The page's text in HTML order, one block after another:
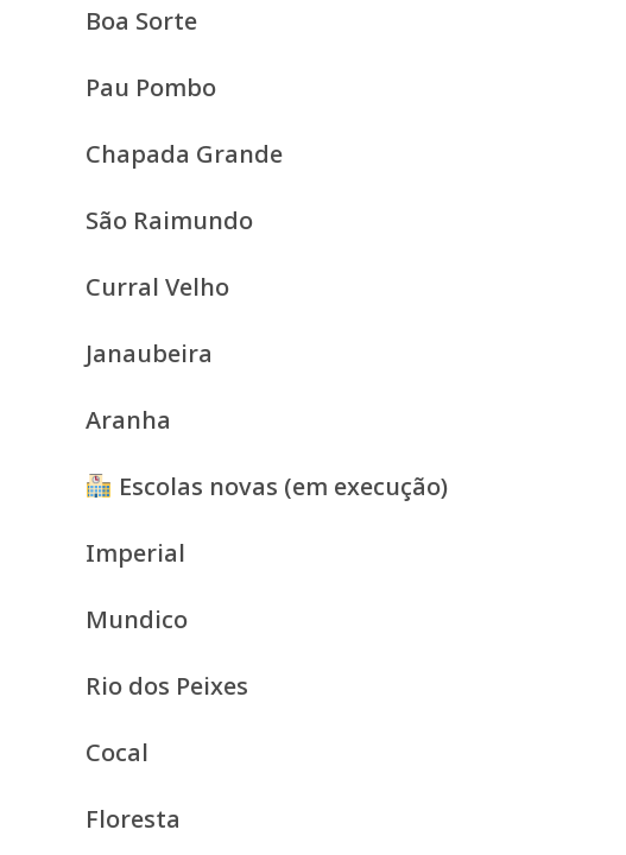
Boa Sorte
Pau Pombo
Chapada Grande
São Raimundo
Curral Velho
Janaubeira
Aranha
Escolas novas (em execução)
Imperial
Mundico
Rio dos Peixes
Cocal
Floresta